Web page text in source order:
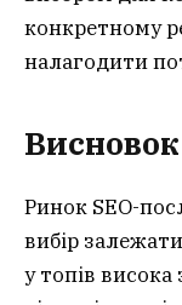
конкретному
налагодити
Висновок
Ринок SEO-
вибір
у топів